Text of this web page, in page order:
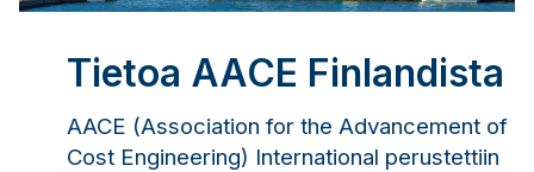
Tietoa AACE Finlandista
AACE (Association for the Advancement of
Cost Engineering) International perustettiin